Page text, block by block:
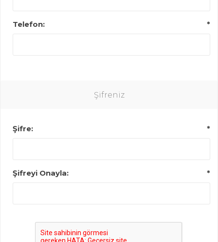
Telefon: *
Şifreniz
Şifre: *
Şifreyi Onayla: *